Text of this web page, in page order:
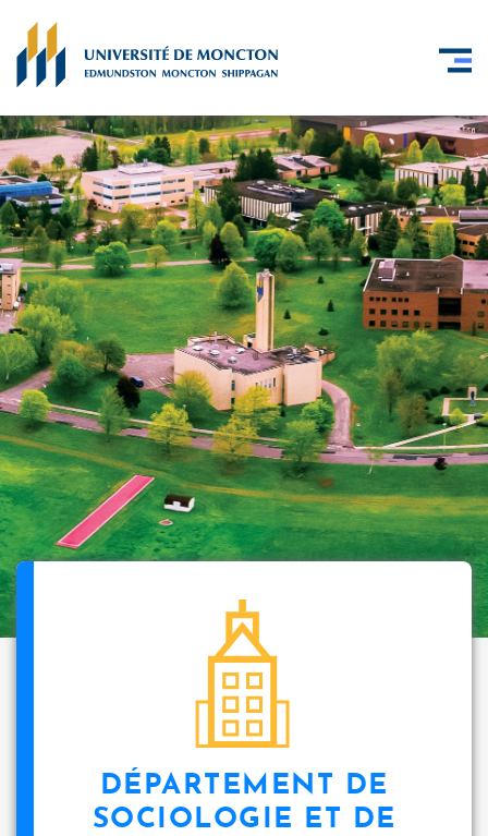
DÉPARTEMENT DE
SOCIOLOGIE ET DE